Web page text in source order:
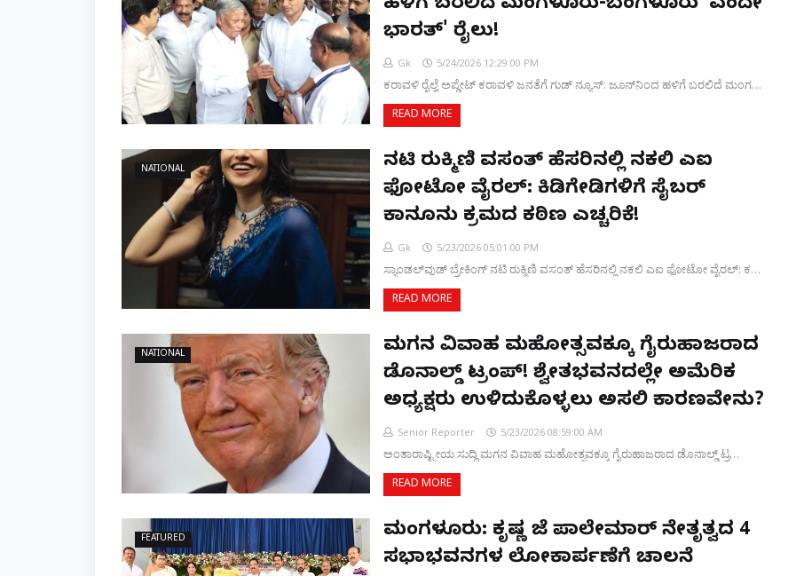
ಹಳಿಗೆ ಬರಲಿದೆ ಮಂಗಳೂರು-ಬೆಂಗಳೂರು 'ವಂದೇ
ಭಾರತ್' ರೈಲು!
Gk 5/24/2026 12:29:00 PM
ಕರಾವಳಿ ರೈಲ್ವೆ ಅಪ್ಡೇಟ್ ಕರಾವಳಿ ಜನತೆಗೆ ಗುಡ್ ನ್ಯೂಸ್: ಜೂನ್‌ನಿಂದ ಹಳಿಗೆ ಬರಲಿದೆ ಮಂಗ…
READ MORE
NATIONAL
ನಟಿ ರುಕ್ಮಿಣಿ ವಸಂತ್ ಹೆಸರಿನಲ್ಲಿ ನಕಲಿ ಎಐ
ಫೋಟೋ ವೈರಲ್: ಕಿಡಿಗೇಡಿಗಳಿಗೆ ಸೈಬರ್
ಕಾನೂನು ಕ್ರಮದ ಕಠಿಣ ಎಚ್ಚರಿಕೆ!
Gk 5/23/2026 05:01:00 PM
ಸ್ಯಾಂಡಲ್‌ವುಡ್ ಬ್ರೇಕಿಂಗ್ ನಟಿ ರುಕ್ಮಿಣಿ ವಸಂತ್ ಹೆಸರಿನಲ್ಲಿ ನಕಲಿ ಎಐ ಫೋಟೋ ವೈರಲ್: ಕ…
READ MORE
NATIONAL
ಮಗನ ವಿವಾಹ ಮಹೋತ್ಸವಕ್ಕೂ ಗೈರುಹಾಜರಾದ
ಡೊನಾಲ್ಡ್ ಟ್ರಂಪ್! ಶ್ವೇತಭವನದಲ್ಲೇ ಅಮೆರಿಕ
ಅಧ್ಯಕ್ಷರು ಉಳಿದುಕೊಳ್ಳಲು ಅಸಲಿ ಕಾರಣವೇನು?
Senior Reporter 5/23/2026 08:59:00 AM
ಅಂತಾರಾಷ್ಟ್ರೀಯ ಸುದ್ದಿ ಮಗನ ವಿವಾಹ ಮಹೋತ್ಸವಕ್ಕೂ ಗೈರುಹಾಜರಾದ ಡೊನಾಲ್ಡ್ ಟ್ರ…
READ MORE
FEATURED
ಮಂಗಳೂರು: ಕೃಷ್ಣ ಜೆ ಪಾಲೇಮಾರ್ ನೇತೃತ್ವದ 4
ಸಭಾಭವನಗಳ ಲೋಕಾರ್ಪಣೆಗೆ ಚಾಲನೆ